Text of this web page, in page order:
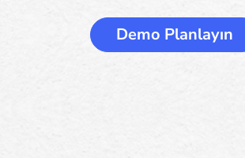
Demo Planlayın